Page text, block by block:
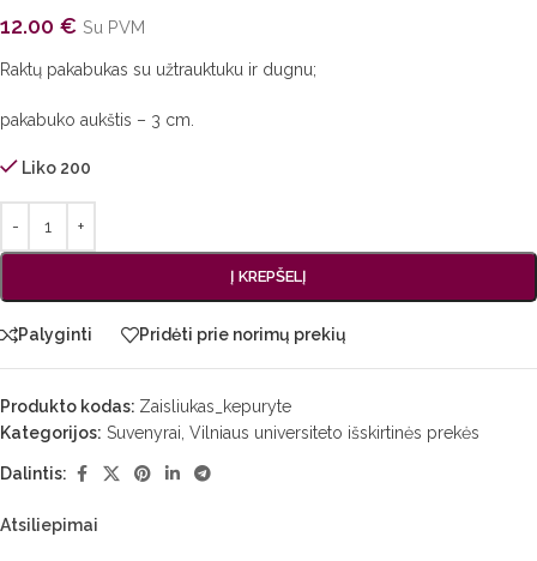
12.00 € Su PVM
Raktų pakabukas su užtrauktuku ir dugnu;
pakabuko aukštis – 3 cm.
Liko 200
Į KREPŠELĮ
Palyginti Pridėti prie norimų prekių
Produkto kodas: Zaisliukas_kepuryte
Kategorijos: Suvenyrai Vilniaus universiteto išskirtinės prekės
Dalintis:
Atsiliepimai